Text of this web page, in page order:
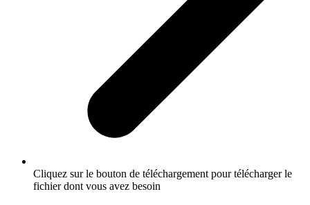
Cliquez sur le bouton de téléchargement pour télécharger le
fichier dont vous avez besoin